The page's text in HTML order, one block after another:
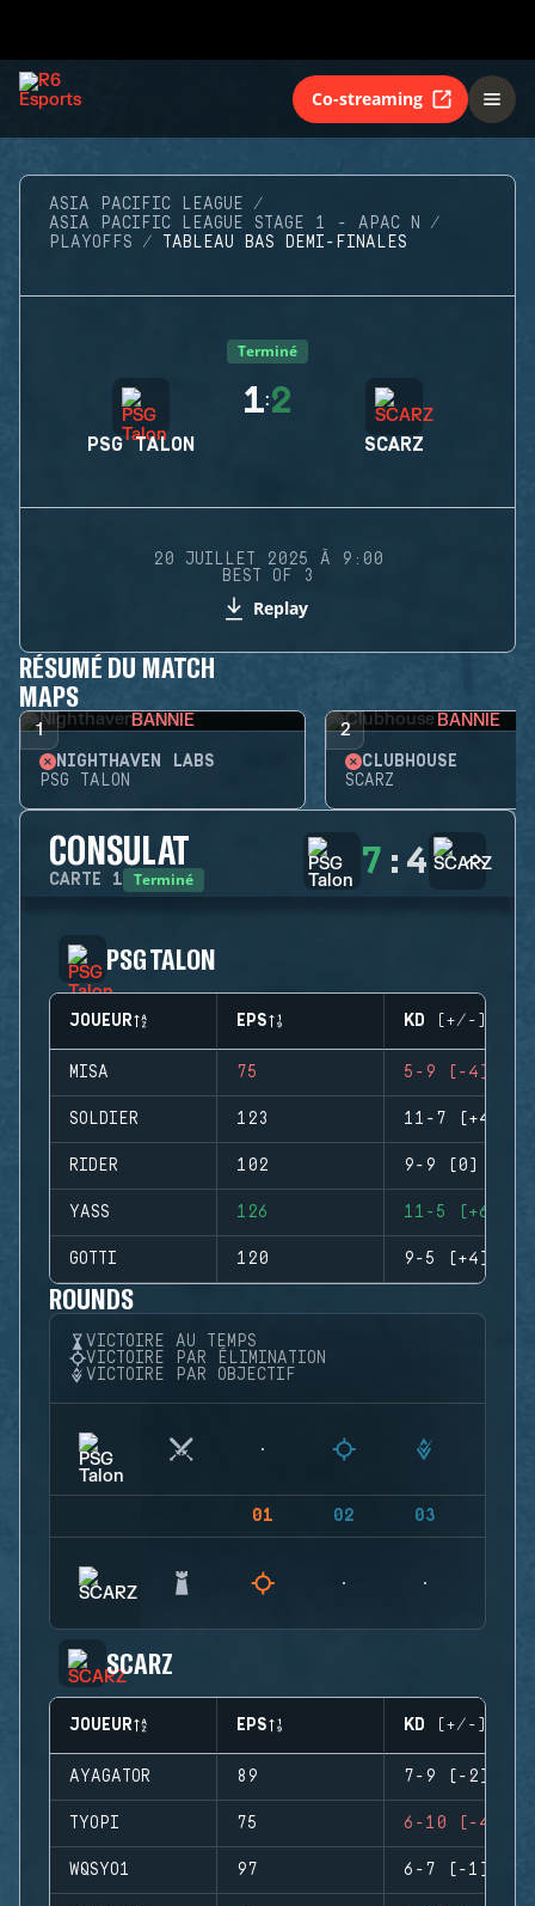
Co-streaming
ASIA PACIFIC LEAGUE
ASIA PACIFIC LEAGUE STAGE 1 - APAC N
PLAYOFFS
TABLEAU BAS DEMI-FINALES
Terminé
PSG TALON
1:2
SCARZ
20 JUILLET 2025 À 9:00
BEST OF 3
Replay
RÉSUMÉ DU MATCH
MAPS
1 BANNIE
NIGHTHAVEN LABS
PSG TALON
2 BANNIE
CLUBHOUSE
SCARZ
CONSULAT
CARTE 1 Terminé 7 : 4
PSG TALON
JOUEUR EPS KD (+/-)
MISA 75 5-9 (-4)
SOLDIER 123 11-7 (+4)
RIDER 102 9-9 (0)
YASS 126 11-5 (+6)
GOTTI 120 9-5 (+4)
ROUNDS
VICTOIRE AU TEMPS
VICTOIRE PAR ÉLIMINATION
VICTOIRE PAR OBJECTIF
01 02 03
SCARZ
JOUEUR EPS KD (+/-)
AYAGATOR 89 7-9 (-2)
TYOPI 75 6-10 (-4)
WQSYO1 97 6-7 (-1)